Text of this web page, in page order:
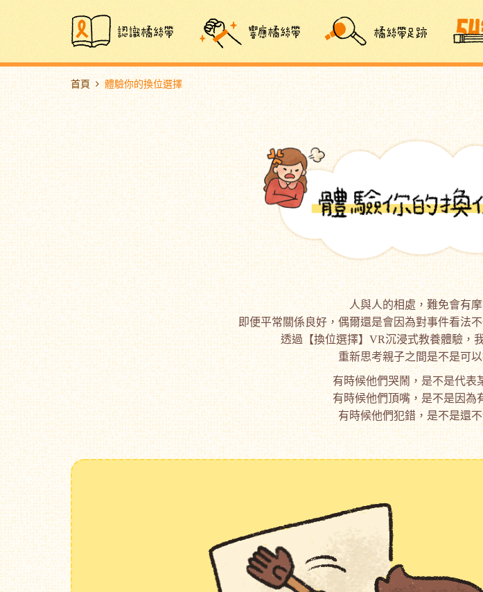
首頁 體驗你的換位選擇
人與人的相處，難免會有
即便平常關係良好，偶爾還是會因為對事件看法
透過【換位選擇】VR沉浸式教養體驗，
重新思考親子之間是不是可
有時候他們哭鬧，是不是代表
有時候他們頂嘴，是不是因為
有時候他們犯錯，是不是還